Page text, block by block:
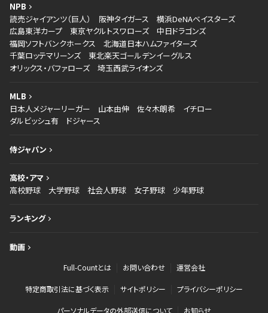
NPB
読売ジャイアンツ（巨人）
阪神タイガース
横浜DeNAベイスターズ
広島東洋カープ
東京ヤクルトスワローズ
中日ドラゴンズ
福岡ソフトバンクホークス
北海道日本ハムファイターズ
千葉ロッテマリーンズ
東北楽天ゴールデンイーグルス
オリックス・バファローズ
埼玉西武ライオンズ
MLB
日本人メジャーリーガー
山本由伸 佐々木朗希
イチロー
ダルビッシュ有
ドジャース
侍ジャパン
高校・アマ
高校野球
大学野球 社会人野球 女子野球 少年野球
ランキング
動画
Full-Countとは お問い合わせ 運営会社
特定商取引法に基づく表示 サイトポリシー プライバシーポリシー
パーソナルデータの外部送信について お知らせ